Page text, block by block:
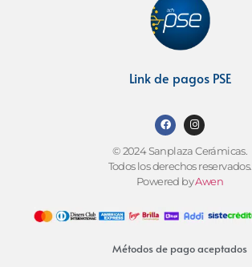
Link de pagos PSE
© 2024 Sanplaza Cerámicas.
Todos los derechos reservados.
Powered byAwen
Métodos de pago aceptados